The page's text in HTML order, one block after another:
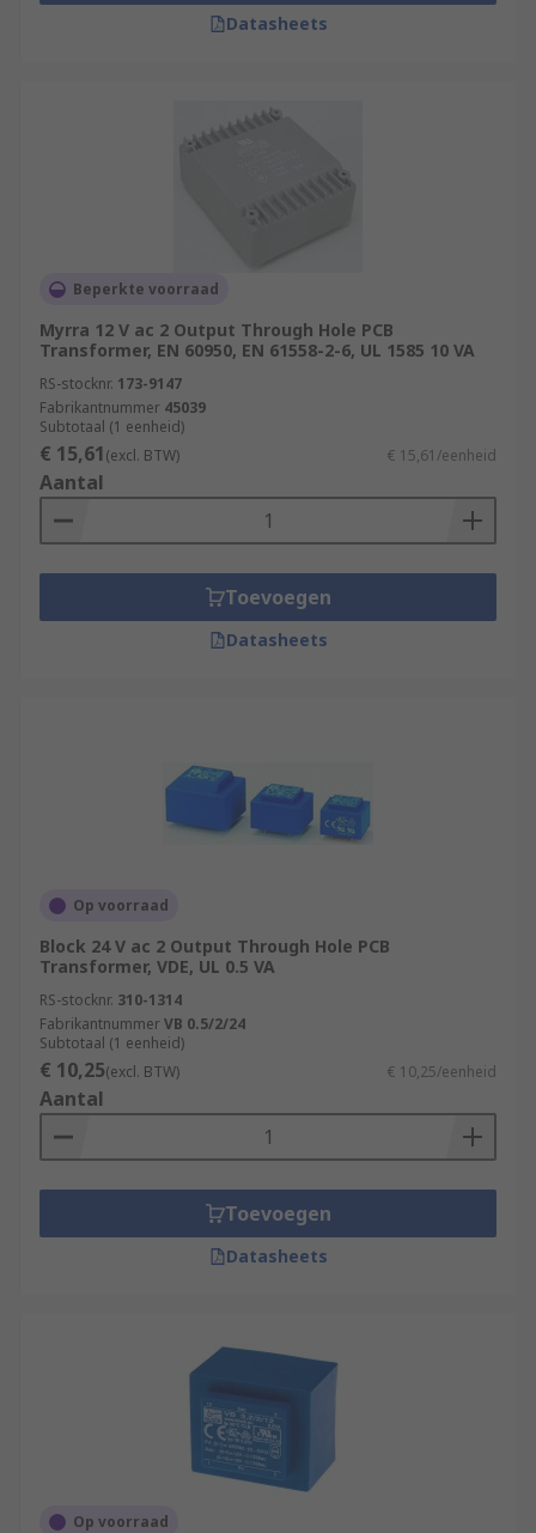
Datasheets
Beperkte voorraad
Myrra 12 V ac 2 Output Through Hole PCB
Transformer, EN 60950, EN 61558-2-6, UL 1585 10 VA
RS-stocknr. 173-9147
Fabrikantnummer 45039
Subtotaal (1 eenheid)
€ 15,61(excl. BTW) € 15,61/eenheid
Aantal
Toevoegen
Datasheets
Op voorraad
Block 24 V ac 2 Output Through Hole PCB
Transformer, VDE, UL 0.5 VA
RS-stocknr. 310-1314
FabrikantnummerVB 0.5/2/24
Subtotaal (1 eenheid)
€ 10,25(excl. BTW) € 10,25/eenheid
Aantal
Toevoegen
Datasheets
Op voorraad